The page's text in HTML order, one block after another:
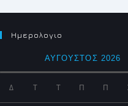
Ημερολογιο
ΑΎΓΟΥΣΤΟΣ 2026
Δ Τ Τ Π Π